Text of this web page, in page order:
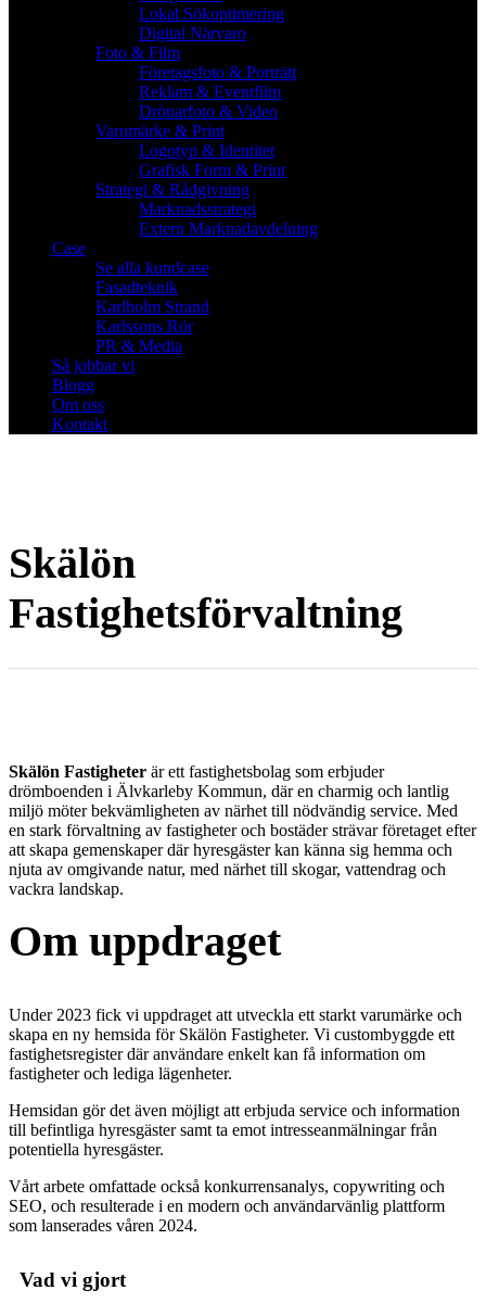
Lokal Sökoptimering
Digital Närvaro
Foto & Film
Företagsfoto & Porträtt
Reklam & Eventfilm
Drönarfoto & Video
Varumärke & Print
Logotyp & Identitet
Grafisk Form & Print
Strategi & Rådgivning
Marknadsstrategi
Extern Marknadavdelning
Case
Se alla kundcase
Fasadteknik
Karlholm Strand
Karlssons Rör
PR & Media
Så jobbar vi
Blogg
Om oss
Kontakt
Skälön
Fastighetsförvaltning
Skälön Fastigheter är ett fastighetsbolag som erbjuder
drömboenden i Älvkarleby Kommun, där en charmig och lantlig
miljö möter bekvämligheten av närhet till nödvändig service. Med
en stark förvaltning av fastigheter och bostäder strävar företaget efter
att skapa gemenskaper där hyresgäster kan känna sig hemma och
njuta av omgivande natur, med närhet till skogar, vattendrag och
vackra landskap.
Om uppdraget
Under 2023 fick vi uppdraget att utveckla ett starkt varumärke och
skapa en ny hemsida för Skälön Fastigheter. Vi custombyggde ett
fastighetsregister där användare enkelt kan få information om
fastigheter och lediga lägenheter.
Hemsidan gör det även möjligt att erbjuda service och information
till befintliga hyresgäster samt ta emot intresseanmälningar från
potentiella hyresgäster.
Vårt arbete omfattade också konkurrensanalys, copywriting och
SEO, och resulterade i en modern och användarvänlig plattform
som lanserades våren 2024.
Vad vi gjort